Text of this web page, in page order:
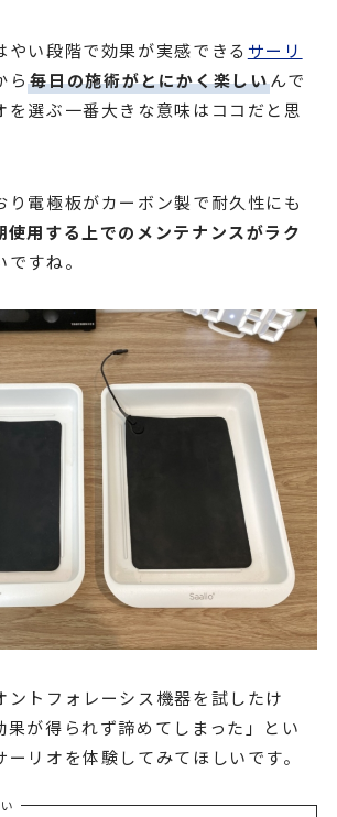
やい段階で効果が実感できるサーリ
ら毎日の施術がとにかく楽しいんで
を選ぶ一番大きな意味はココだと思
り電極板がカーボン製で耐久性にも
使用する上でのメンテナンスがラク
すね。
ントフォレーシス機器を試したけ
果が得られず諦めてしまった」とい
リオを体験してみてほしいです。